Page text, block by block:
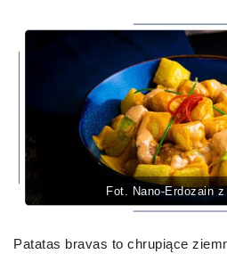
Fot. Nano-Erdozain
Patatas bravas to chrupiące